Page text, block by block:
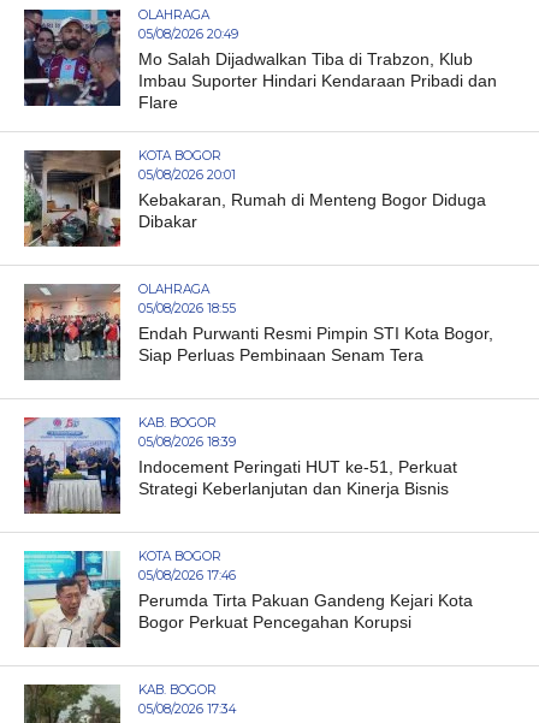
OLAHRAGA
05/08/2026 20:49
Mo Salah Dijadwalkan Tiba di Trabzon, Klub
Imbau Suporter Hindari Kendaraan Pribadi dan
Flare
KOTA BOGOR
05/08/2026 20:01
Kebakaran, Rumah di Menteng Bogor Diduga
Dibakar
OLAHRAGA
05/08/2026 18:55
Endah Purwanti Resmi Pimpin STI Kota Bogor,
Siap Perluas Pembinaan Senam Tera
KAB. BOGOR
05/08/2026 18:39
Indocement Peringati HUT ke-51, Perkuat
Strategi Keberlanjutan dan Kinerja Bisnis
KOTA BOGOR
05/08/2026 17:46
Perumda Tirta Pakuan Gandeng Kejari Kota
Bogor Perkuat Pencegahan Korupsi
KAB. BOGOR
05/08/2026 17:34